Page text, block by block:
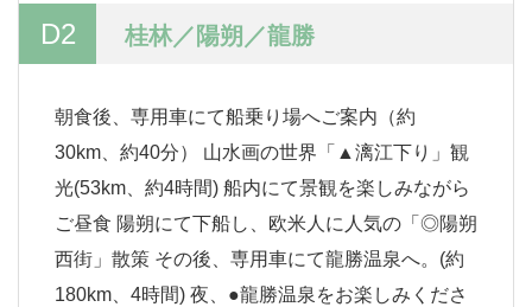
D2 桂林／陽朔／龍勝
朝食後、専用車にて船乗り場へご案内（約
30km、約40分） 山水画の世界「▲漓江下り」観
光(53km、約4時間) 船内にて景観を楽しみながら
ご昼食 陽朔にて下船し、欧米人に人気の「◎陽朔
西街」散策 その後、専用車にて龍勝温泉へ。(約
180km、4時間) 夜、●龍勝温泉をお楽しみくださ